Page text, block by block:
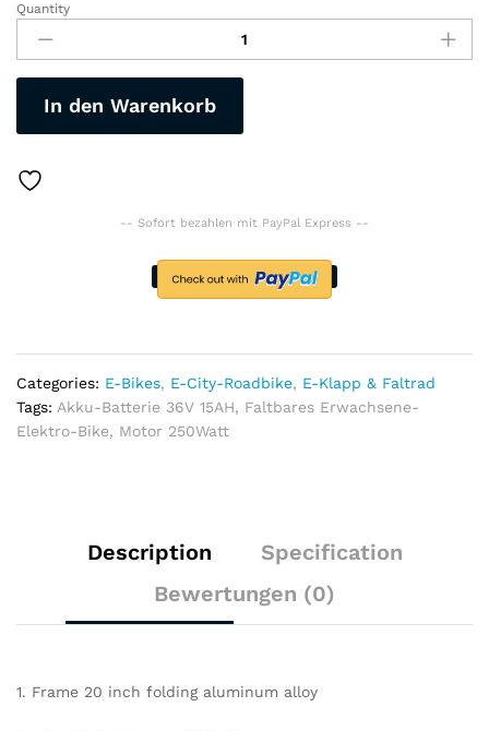
Faltbares
Erwachsene-
Elektro-
Bike,
Motor
250Watt,
Batterie
Quantity
In den Warenkorb
-- Sofort bezahlen mit PayPal Express --
Categories: E-Bikes, E-City-Roadbike, E-Klapp & Faltrad
Tags: Akku-Batterie 36V 15AH, Faltbares Erwachsene-
Elektro-Bike, Motor 250Watt
Description
Specification
Bewertungen (0)
1. Frame 20 inch folding aluminum alloy